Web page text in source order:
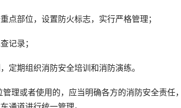
点部位，设置防火标志，实行严格管理；
记录；
定期组织消防安全培训和消防演练。
理或者使用的，应当明确各方的消防安全责任